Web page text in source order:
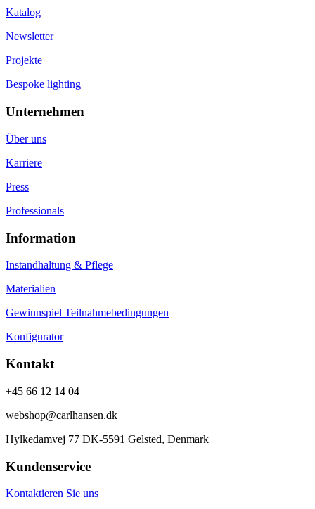
Katalog
Newsletter
Projekte
Bespoke lighting
Unternehmen
Über uns
Karriere
Press
Professionals
Information
Instandhaltung & Pflege
Materialien
Gewinnspiel Teilnahmebedingungen
Konfigurator
Kontakt
+45 66 12 14 04
webshop@carlhansen.dk
Hylkedamvej 77 DK-5591 Gelsted, Denmark
Kundenservice
Kontaktieren Sie uns